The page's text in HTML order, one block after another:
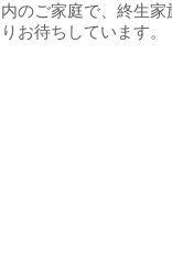
内のご家庭で、終生
りお待ちしています。